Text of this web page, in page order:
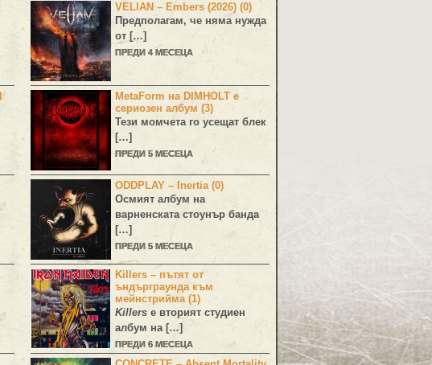
VELIAN – Embers (2026) (0)
Предполагам, че няма нужда
от […]
ПРЕДИ 4 МЕСЕЦА
MetaForm на DIMHOLT е
сериозен албум (3)
Тези момчета го усещат блек
[…]
ПРЕДИ 5 МЕСЕЦА
ODDPLAY – Inertia (0)
Осмият албум на
варненската стоунър банда
[…]
ПРЕДИ 5 МЕСЕЦА
Killers – пътят от
ъндърграунда към
мейнстрийма (1)
Killers е вторият студиен
албум на […]
ПРЕДИ 6 МЕСЕЦА